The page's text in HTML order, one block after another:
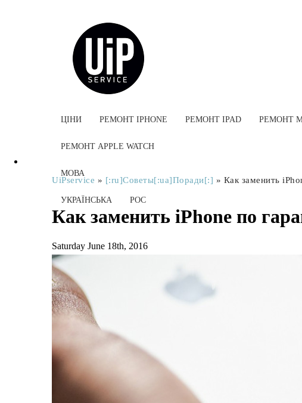
ЦІНИ РЕМОНТ IPHONE РЕМОНТ IPAD РЕМОНТ
РЕМОНТ APPLE WATCH
МОВА
УКРАЇНСЬКА РОС
UiPservice » [:ru]Советы[:ua]Поради[:] » Как заменить
Как заменить iPhone по
Saturday June 18th, 2016